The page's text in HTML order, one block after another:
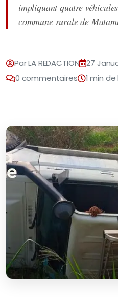
impliquant quatre
commune rurale de
Par LA REDACTION 27
0 commentaires
1 min